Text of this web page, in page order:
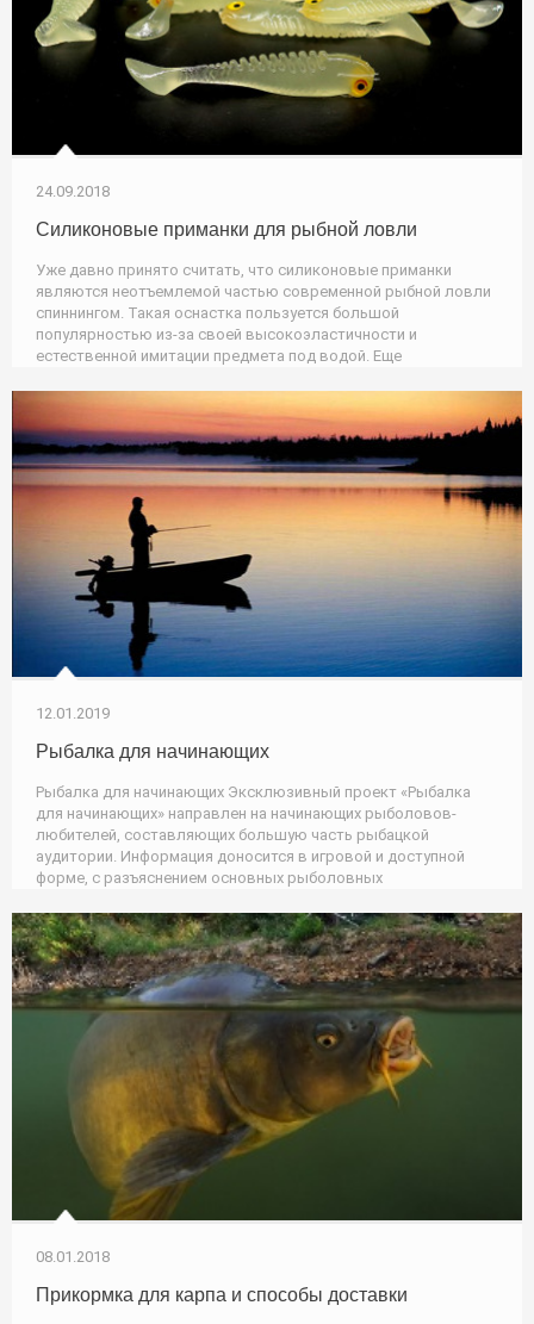
24.09.2018
Силиконовые приманки для рыбной ловли
Уже давно принято считать, что силиконовые приманки
являются неотъемлемой частью современной рыбной ловли
спиннингом. Такая оснастка пользуется большой
популярностью из-за своей высокоэластичности и
естественной имитации предмета под водой. Еще
12.01.2019
Рыбалка для начинающих
Рыбалка для начинающих Эксклюзивный проект «Рыбалка
для начинающих» направлен на начинающих рыболовов-
любителей, составляющих большую часть рыбацкой
аудитории. Информация доносится в игровой и доступной
форме, с разъяснением основных рыболовных
08.01.2018
Прикормка для карпа и способы доставки